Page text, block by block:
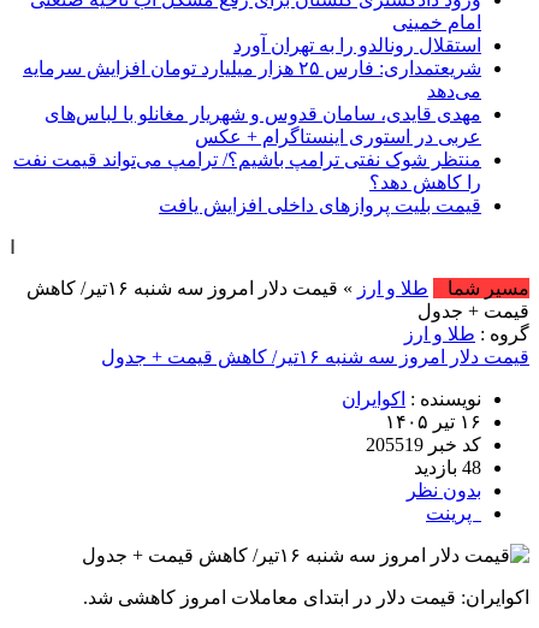
امام خمینی
استقلال رونالدو را به تهران آورد
شریعتمداری: فارس ۲۵ هزار میلیارد تومان افزایش سرمایه
می‌دهد
مهدی قایدی، سامان قدوس و شهریار مغانلو با لباس‌های
عربی در استوری اینستاگرام + عکس
منتظر شوک نفتی ترامپ باشیم؟/ ترامپ می‌تواند قیمت نفت
را کاهش دهد؟
قیمت بلیت پروازهای داخلی افزایش یافت
مسیر شما
طلا و ارز
» قیمت دلار امروز سه شنبه ۱۶تیر/ کاهش
قیمت + جدول
گروه : طلا و ارز
قیمت دلار امروز سه شنبه ۱۶تیر/ کاهش قیمت + جدول
نویسنده : اکوایران
۱۶ تیر ۱۴۰۵
کد خبر 205519
48 بازدید
بدون نظر
پرینت
اکوایران: قیمت دلار در ابتدای معاملات امروز کاهشی شد.